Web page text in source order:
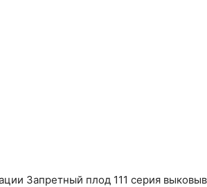
Запретный плод 111 серия